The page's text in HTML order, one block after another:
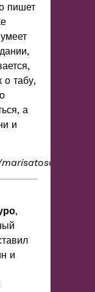
пишет
о табу,
а
и
,
и